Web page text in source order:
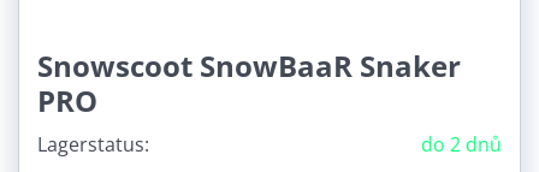
Snowscoot SnowBaaR Snaker
PRO
Lagerstatus: do 2 dnů